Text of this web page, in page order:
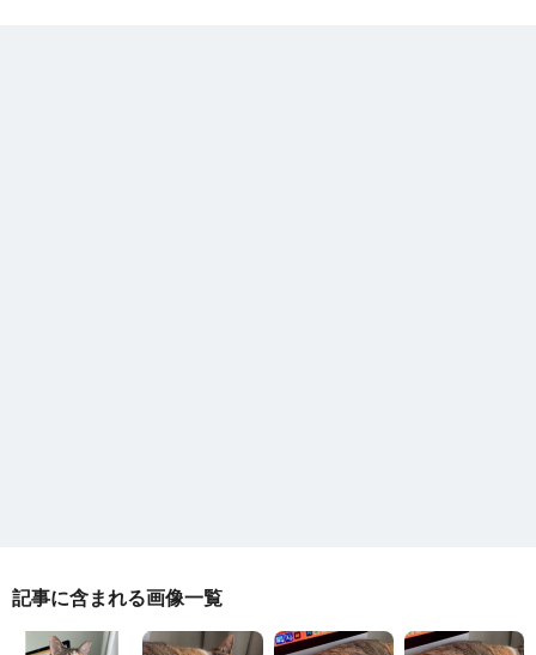
記事に含まれる画像一覧